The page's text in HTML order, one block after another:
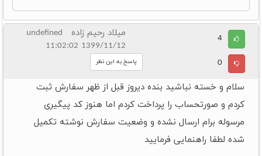
4
0
پاسخ به این نظر
میلاد رحیم زاده undefined
1399/11/12 11:02:02
سلام و خسته نباشید بنده دیروز قبل از ظهر سفارش ثبت
کردم و صورتحساب را پرداخت کردم اما هنوز کد پیگیری
مرسوله برام ارسال نشده و وضعیت سفارش نوشته تکمیل
شده لطفا راهنمایی فرمایید